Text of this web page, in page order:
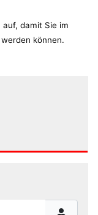
damit Sie im
können.